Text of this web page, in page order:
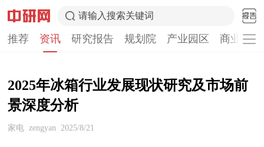
请输入搜索关键词
推荐 资讯 研究报告 规划院 产业园区 商业计
2025年冰箱行业发展现状研究及市场前
景深度分析
家电 zengyan 2025/8/21